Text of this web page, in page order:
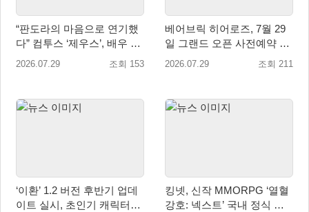
“판도라의 마음으로 연기했
다” 컴투스 ‘제우스’, 배우 박
지현의 ‘판도라’ 제작기 공개
2026.07.29 조회 153
베어브릭 히어로즈, 7월 29
일 그랜드 오픈 사전예약 시
작… 8월 말 오픈 예정
2026.07.29 조회 211
‘이환’ 1.2 버전 후반기 업데
이트 실시, 초인기 캐릭터
킹넷, 신작 MMORPG ‘열혈
강호: 넥스트’ 국내 정식 출